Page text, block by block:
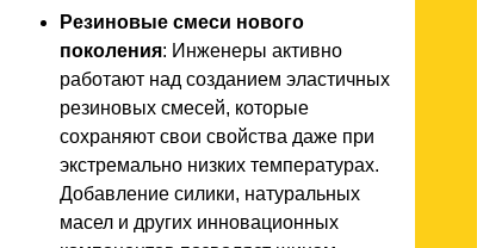
Резиновые смеси нового
поколения: Инженеры активно
работают над созданием эластичных
резиновых смесей, которые
сохраняют свои свойства даже при
экстремально низких температурах.
Добавление силики, натуральных
масел и других инновационных